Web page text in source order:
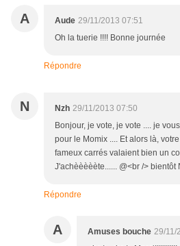
A Aude 29/11/2013 07:51
Oh la tuerie !!!! Bonne journée
Répondre
N Nzh 29/11/2013 07:50
Bonjour, je vote, je vote .... je
pour le Momix .... Et alors là,
fameux carrés valaient bien un
J'achèèèèète...... @<br /> bientôt
Répondre
A Amuses bouche 29/11/